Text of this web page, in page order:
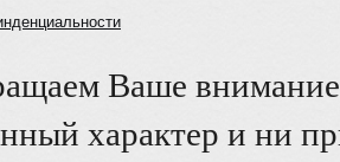
Ваше внимание
характер и ни